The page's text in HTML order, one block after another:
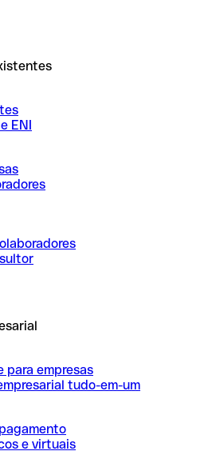
ENI
para empresas
tudo-em-um
e virtuais